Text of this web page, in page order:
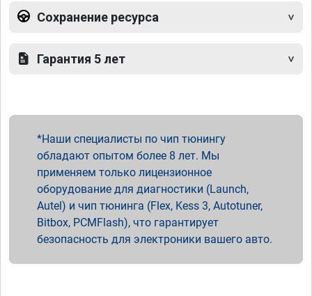
Сохранение ресурса
Гарантия 5 лет
Наши специалисты по чип тюнингу
обладают опытом более 8 лет. Мы
применяем только лицензионное
оборудование для диагностики (Launch,
Autel) и чип тюнинга (Flex, Kess 3, Autotuner,
Bitbox, PCMFlash), что гарантирует
безопасность для электроники вашего авто.